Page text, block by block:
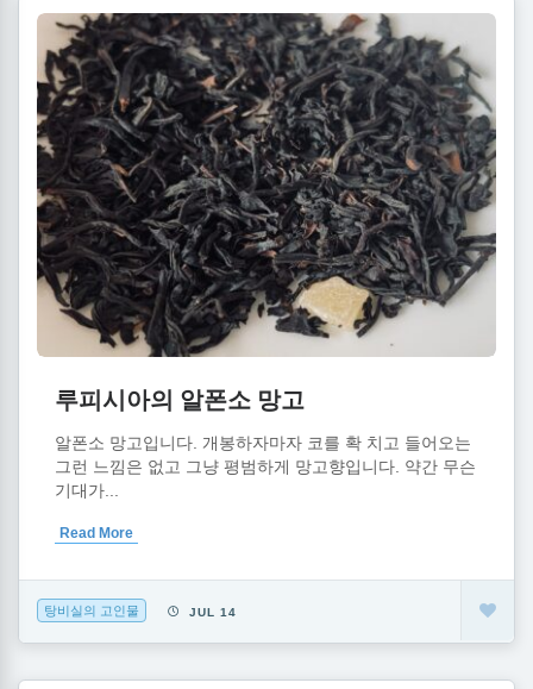
루피시아의 알폰소 망고
알폰소 망고입니다. 개봉하자마자 코를 확 치고 들어오는
그런 느낌은 없고 그냥 평범하게 망고향입니다. 약간 무슨
기대가...
Read More
탕비실의 고인물 JUL 14